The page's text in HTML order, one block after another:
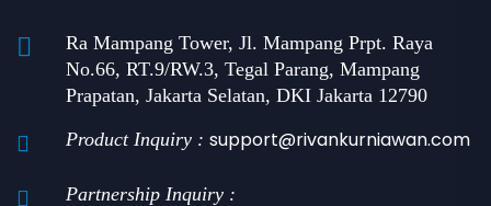
Ra Mampang Tower, Jl. Mampang Prpt. Raya
No.66, RT.9/RW.3, Tegal Parang, Mampang
Prapatan, Jakarta Selatan, DKI Jakarta 12790
Product Inquiry : support@rivankurniawan.com
Partnership Inquiry :